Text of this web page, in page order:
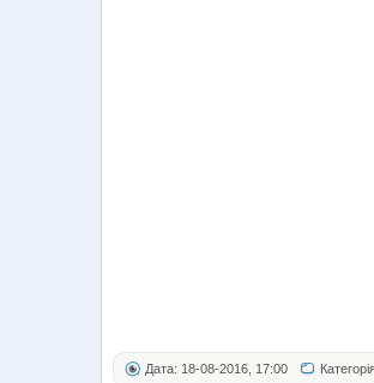
Дата: 18-08-2016, 17:00